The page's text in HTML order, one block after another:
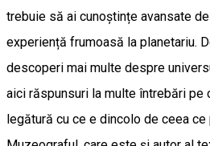
trebuie să ai cunoștințe avansate
experiență frumoasă la planetariu.
descoperi mai multe despre
aici răspunsuri la multe întrebări pe
legătură cu ce e dincolo de ceea